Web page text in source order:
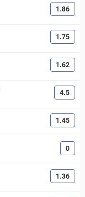
1.86
1.75
1.62
4.5
1.45
0
1.36